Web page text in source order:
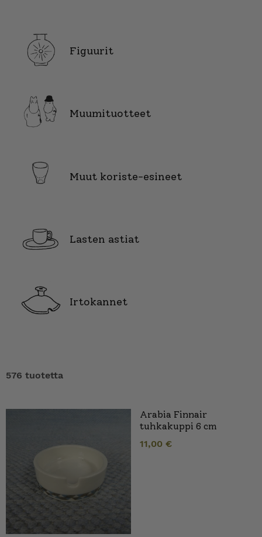
Figuurit
Muumituotteet
Muut koriste-esineet
Lasten astiat
Irtokannet
576 tuotetta
Arabia Finnair
tuhkakuppi 6 cm
11,00 €